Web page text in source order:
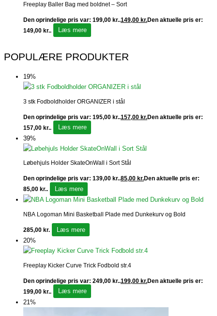
Freeplay Baller Bag med boldnet – Sort
Den oprindelige pris var: 199,00 kr..149,00 kr.Den aktuelle pris er:
149,00 kr..
Læs mere
POPULÆRE PRODUKTER
19%
3 stk Fodboldholder ORGANIZER i stål
Den oprindelige pris var: 195,00 kr..157,00 kr.Den aktuelle pris er:
157,00 kr..
Læs mere
39%
Løbehjuls Holder SkateOnWall i Sort Stål
Den oprindelige pris var: 139,00 kr..85,00 kr.Den aktuelle pris er:
85,00 kr..
Læs mere
NBA Logoman Mini Basketball Plade med Dunkekurv og Bold
285,00 kr.
Læs mere
20%
Freeplay Kicker Curve Trick Fodbold str.4
Den oprindelige pris var: 249,00 kr..199,00 kr.Den aktuelle pris er:
199,00 kr..
Læs mere
21%